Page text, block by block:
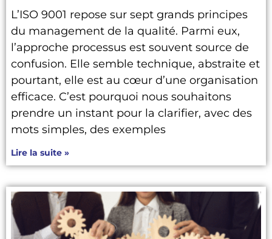
L’ISO 9001 repose sur sept grands principes
du management de la qualité. Parmi eux,
l’approche processus est souvent source de
confusion. Elle semble technique, abstraite et
pourtant, elle est au cœur d’une organisation
efficace. C’est pourquoi nous souhaitons
prendre un instant pour la clarifier, avec des
mots simples, des exemples
Lire la suite »